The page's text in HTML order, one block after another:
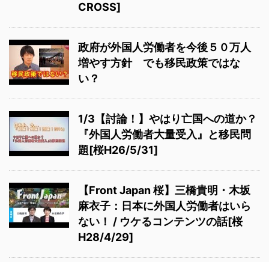
CROSS]
政府が外国人労働者を今後５０万人
増やす方針 でも移民政策ではな
い？
1/3【討論！】やはり亡国への道か？
『外国人労働者大量受入』と移民問
題[桜H26/5/31]
【Front Japan 桜】三橋貴明・木坂
麻衣子：日本に外国人労働者はいら
ない！ / ウケるコンテンツの話[桜
H28/4/29]